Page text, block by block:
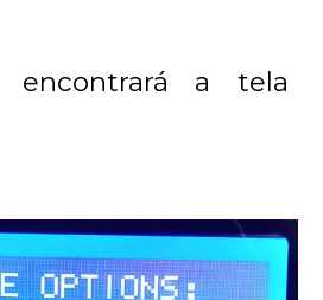
encontrará a tela